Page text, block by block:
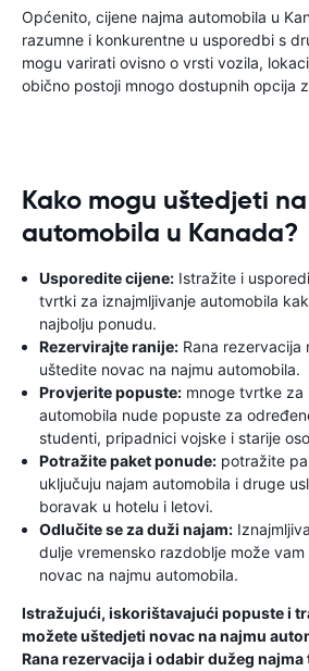
Općenito, cijene najma automobila u
razumne i konkurentne u usporedbi s
mogu varirati ovisno o vrsti vozila,
obično postoji mnogo dostupnih opcija
Kako mogu uštedjeti
automobila u Kanada?
Usporedite cijene: Istražite i
tvrtki za iznajmljivanje automobila
najbolju ponudu.
Rezervirajte ranije: Rana rezervacija
uštedite novac na najmu automobila.
Provjerite popuste: mnoge tvrtke za
automobila nude popuste za
studenti, pripadnici vojske i starije
Potražite paket ponude: potražite
uključuju najam automobila i druge
boravak u hotelu i letovi.
Odlučite se za duži najam:
dulje vremensko razdoblje može
novac na najmu automobila.
Istražujući, iskorištavajući popuste i
možete uštedjeti novac na najmu
Rana rezervacija i odabir dužeg